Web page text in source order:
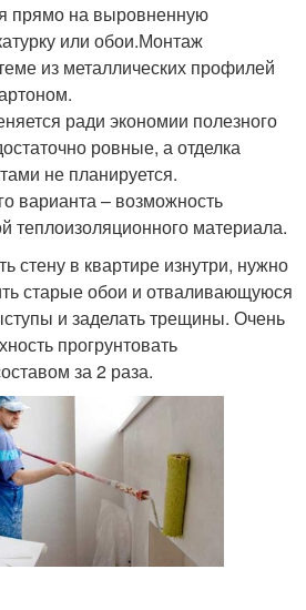
прямо на выровненную
или обои.Монтаж
из металлических профилей
ради экономии полезного
ровные, а отделка
не планируется.
варианта – возможность
теплоизоляционного материала.
стену в квартире изнутри, нужно
старые обои и отваливающуюся
и заделать трещины. Очень
прогрунтовать
за 2 раза.